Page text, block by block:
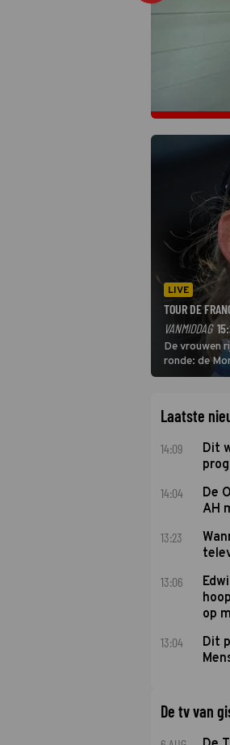
LIVE
TOUR DE
VANMIDDAG
De vrouwen
ronde: de
uit de
Laatste
14:09
Dit
14:04
De
AH
13:23
13:06
op
13:04
Dit
De tv van